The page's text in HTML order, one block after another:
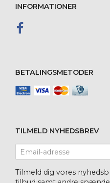
INFORMATIONER
BETALINGSMETODER
TILMELD NYHEDSBREV
Email-
adresse
Tilmeld dig vores